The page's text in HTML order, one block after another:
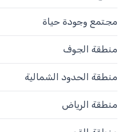
مجتمع وجودة حياة
منطقة الجوف
منطقة الحدود الشمالية
منطقة الرياض